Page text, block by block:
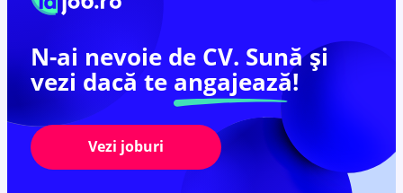
N-ai nevoie de CV. Sună și
vezi dacă te angajează!
Vezi joburi